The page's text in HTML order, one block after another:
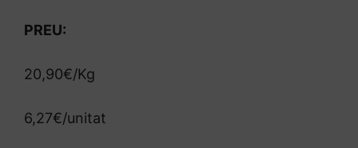
PREU:
20,90€/Kg
6,27€/unitat